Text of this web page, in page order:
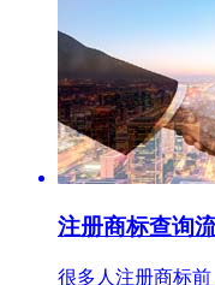
注册商标查询
很多人注册商标